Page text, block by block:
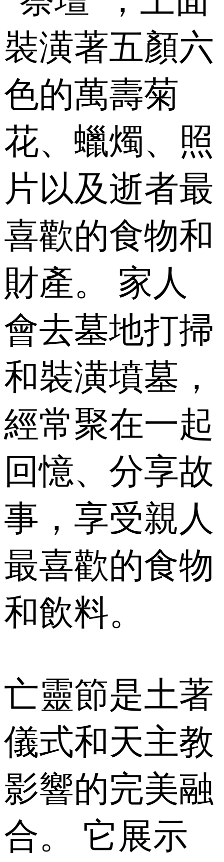
裝潢著五顏六
色的萬壽菊
花、蠟燭、照
片以及逝者最
喜歡的食物和
財產。 家人
會去墓地打掃
和裝潢墳墓，
經常聚在一起
回憶、分享故
事，享受親人
最喜歡的食物
和飲料。
亡靈節是土著
儀式和天主教
影響的完美融
合。 它展示